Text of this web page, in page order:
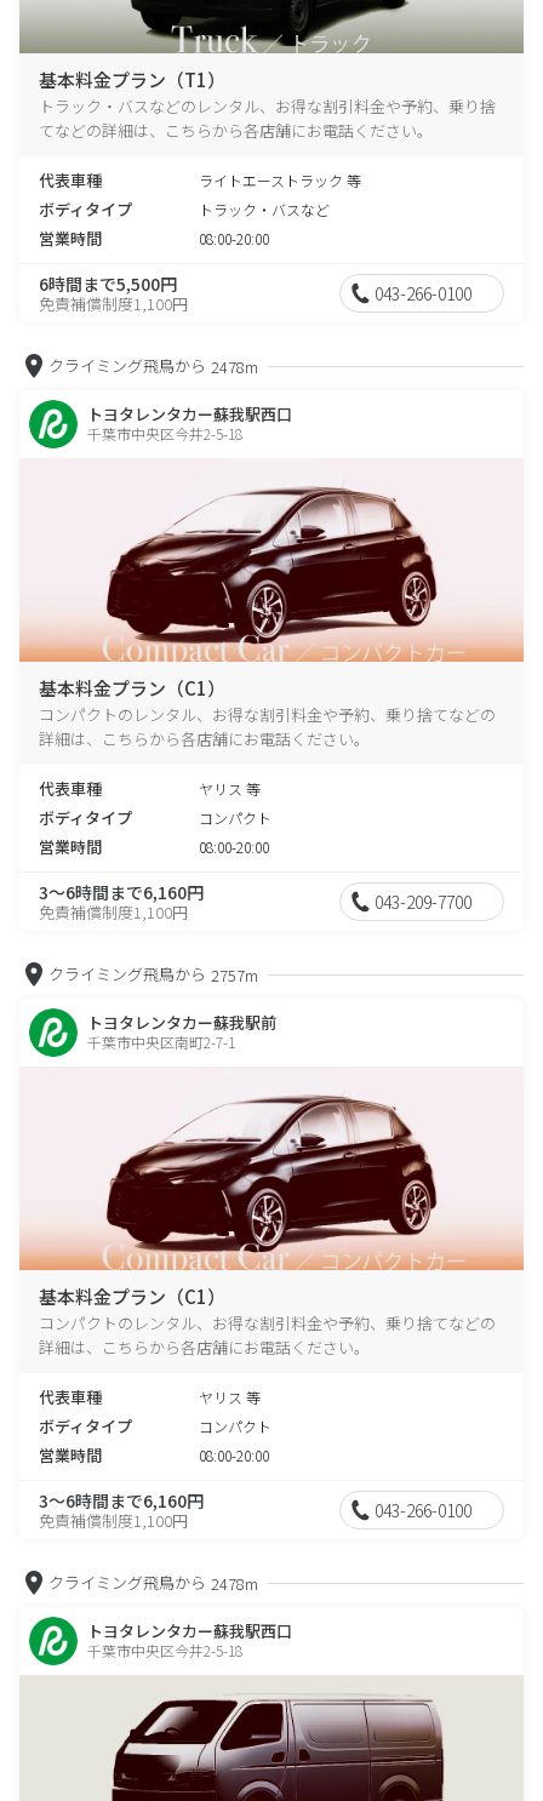
基本料金プラン（T1）
トラック・バスなどのレンタル、お得な割引料金や予約、乗り捨
てなどの詳細は、こちらから各店舗にお電話ください。
代表車種 ライトエーストラック 等
ボディタイプ トラック・バスなど
営業時間 08:00-20:00
6時間まで5,500円
免責補償制度1,100円 043-266-0100
クライミング飛鳥から 2478m
トヨタレンタカー蘇我駅西口
千葉市中央区今井2-5-18
基本料金プラン（C1）
コンパクトのレンタル、お得な割引料金や予約、乗り捨てなどの
詳細は、こちらから各店舗にお電話ください。
代表車種 ヤリス 等
ボディタイプ コンパクト
営業時間 08:00-20:00
3～6時間まで6,160円
免責補償制度1,100円 043-209-7700
クライミング飛鳥から 2757m
トヨタレンタカー蘇我駅前
千葉市中央区南町2-7-1
基本料金プラン（C1）
コンパクトのレンタル、お得な割引料金や予約、乗り捨てなどの
詳細は、こちらから各店舗にお電話ください。
代表車種 ヤリス 等
ボディタイプ コンパクト
営業時間 08:00-20:00
3～6時間まで6,160円
免責補償制度1,100円 043-266-0100
クライミング飛鳥から 2478m
トヨタレンタカー蘇我駅西口
千葉市中央区今井2-5-18